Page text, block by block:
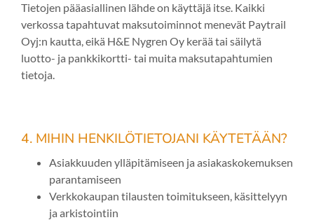
Tietojen pääasiallinen lähde on käyttäjä itse. Kaikki
verkossa tapahtuvat maksutoiminnot menevät Paytrail
Oyj:n kautta, eikä H&E Nygren Oy kerää tai säilytä
luotto- ja pankkikortti- tai muita maksutapahtumien
tietoja.
4. MIHIN HENKILÖTIETOJANI KÄYTETÄÄN?
Asiakkuuden ylläpitämiseen ja asiakaskokemuksen
parantamiseen
Verkkokaupan tilausten toimitukseen, käsittelyyn
ja arkistointiin